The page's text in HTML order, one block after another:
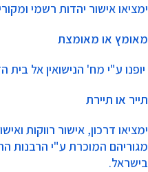
ימציאו אישור יהדות רשמי
מאומץ או מאומצת
יופנו ע"י מח' הנישואין אל בית
תייר או תיירת
ימציאו דרכון, אישור רווקות
מגוריהם המוכרת ע"י הרבנות
בישראל.